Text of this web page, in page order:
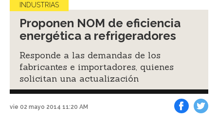
INDUSTRIAS
Proponen NOM de eficiencia
energética a refrigeradores
Responde a las demandas de los
fabricantes e importadores, quienes
solicitan una actualización
vie 02 mayo 2014 11:20 AM